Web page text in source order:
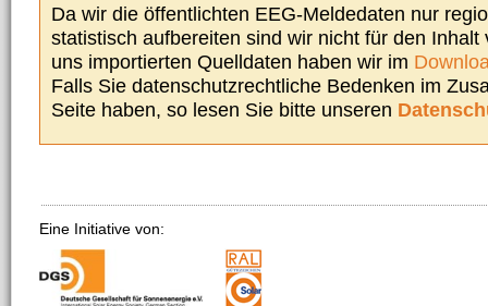
Da wir die öffentlichten EEG-Meldedaten nur
statistisch aufbereiten sind wir nicht für den Inhalt
uns importierten Quelldaten haben wir im
Falls Sie datenschutzrechtliche Bedenken im
Seite haben, so lesen Sie bitte unseren
Eine Initiative von: